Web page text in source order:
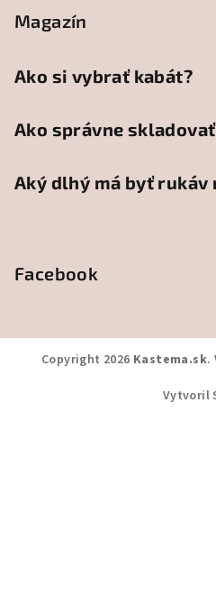
Magazín
Ako si vybrať kabát?
Ako správne
Aký dlhý má byť rukáv
Facebook
Copyright 2026 Kastema.sk.
Vytvoril